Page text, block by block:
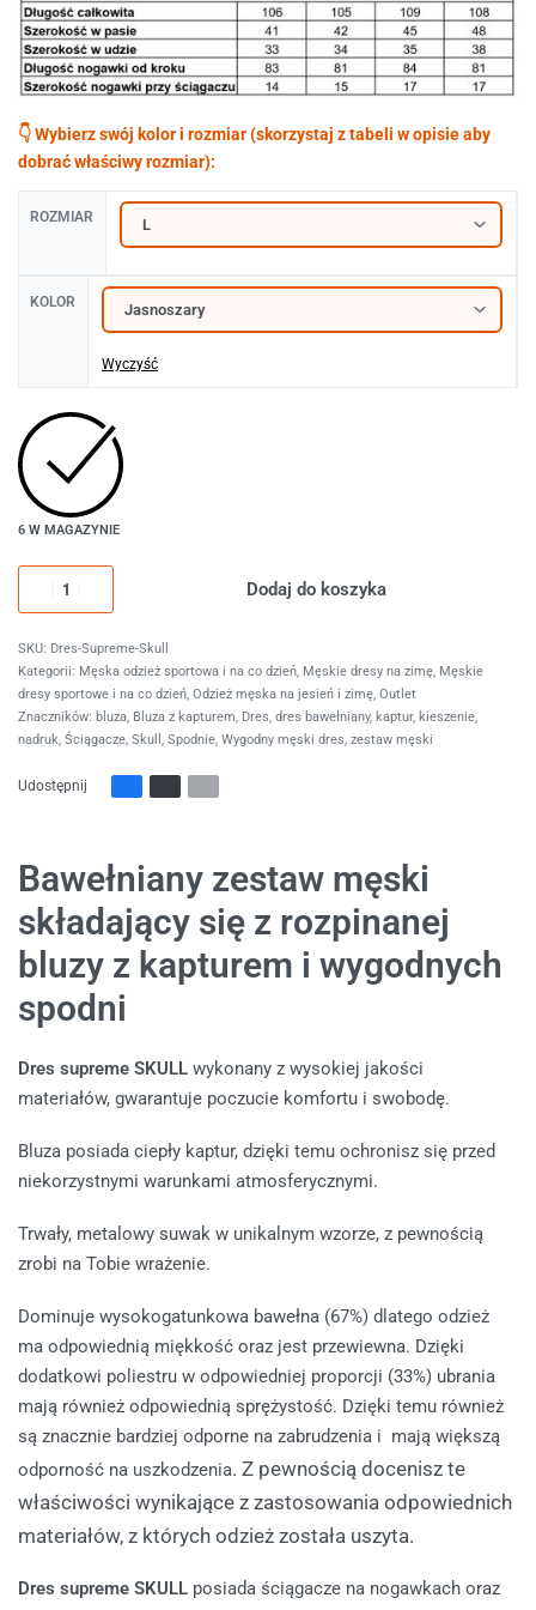
ROZMIAR
KOLOR
Wyczyść
6 W MAGAZYNIE
Dodaj do koszyka
Dres-Supreme-Skull
Kategorii: Męska odzież sportowa i na co dzień, Męskie dresy na zimę, Męskie
dresy sportowe i na co dzień, Odzież męska na jesień i zimę, Outlet
Znaczników: bluza, Bluza z kapturem, Dres, dres bawełniany, kaptur, kieszenie,
nadruk, Ściągacze, Skull , Spodnie, Wygodny męski dres, zestaw męski
Udostępnij
Bawełniany zestaw męski
składający się z rozpinanej
bluzy z kapturem i wygodnych
spodni
Dres supreme SKULL wykonany z wysokiej jakości
materiałów, gwarantuje poczucie komfortu i swobodę.
Bluza posiada ciepły kaptur, dzięki temu ochronisz się przed
niekorzystnymi warunkami atmosferycznymi.
Trwały, metalowy suwak w unikalnym wzorze, z pewnością
zrobi na Tobie wrażenie.
Dominuje wysokogatunkowa bawełna (67%) dlatego odzież
ma odpowiednią miękkość oraz jest przewiewna. Dzięki
dodatkowi poliestru w odpowiedniej proporcji (33%) ubrania
mają również odpowiednią sprężystość. Dzięki temu również
są znacznie bardziej odporne na zabrudzenia i mają większą
odporność na uszkodzenia. Z pewnością docenisz te
właściwości wynikające z zastosowania odpowiednich
materiałów, z których odzież została uszyta.
Dres supreme SKULL posiada ściągacze na nogawkach oraz